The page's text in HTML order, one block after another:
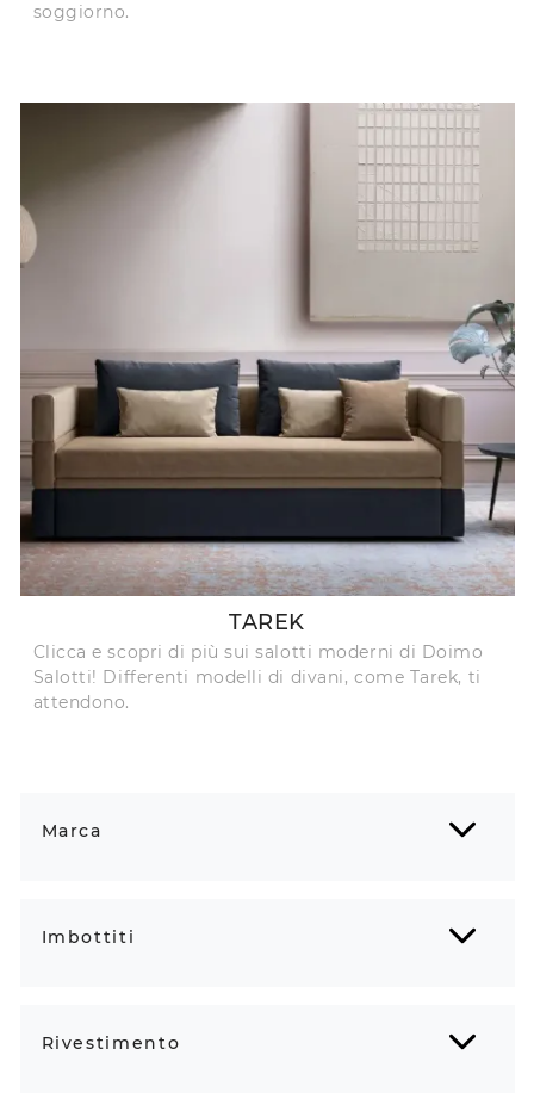
Marca
Imbottiti
Rivestimento
soggiorno.
TAREK
Clicca e scopri di più sui salotti moderni di Doimo
Salotti! Differenti modelli di divani, come Tarek, ti
attendono.